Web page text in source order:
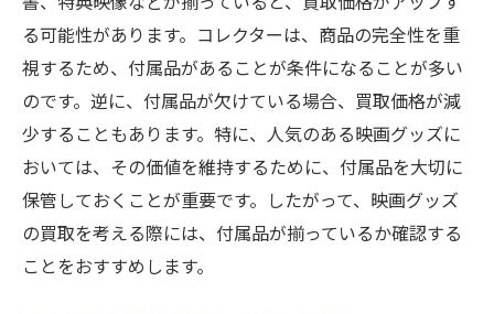
る可能性があります。コレクターは、商品の完全性を重
視するため、付属品があることが条件になることが多い
のです。逆に、付属品が欠けている場合、買取価格が減
少することもあります。特に、人気のある映画グッズに
おいては、その価値を維持するために、付属品を大切に
保管しておくことが重要です。したがって、映画グッズ
の買取を考える際には、付属品が揃っているか確認する
ことをおすすめします。